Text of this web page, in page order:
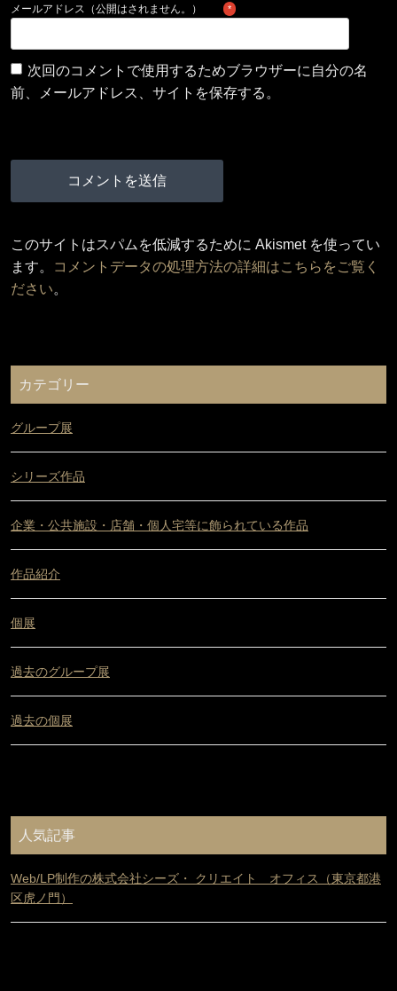
メールアドレス（公開はされません。） *
次回のコメントで使用するためブラウザーに自分の名
前、メールアドレス、サイトを保存する。
このサイトはスパムを低減するために Akismet を使ってい
ます。
コメントデータの処理方法の詳細はこちらをご覧く
ださい。
カテゴリー
グループ展
シリーズ作品
企業・公共施設・店舗・個人宅等に飾られている作品
作品紹介
個展
過去のグループ展
過去の個展
人気記事
Web/LP制作の株式会社シーズ・ クリエイト オフィス（東京都港
区虎ノ門）